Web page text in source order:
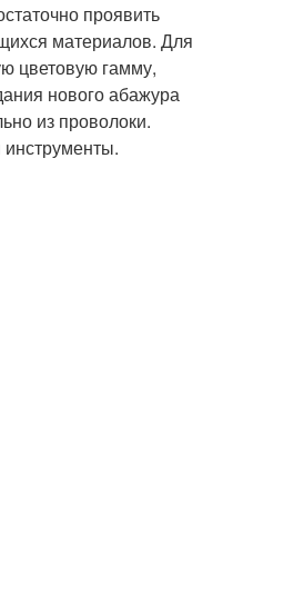
проявить
материалов. Для
цветовую гамму,
нового абажура
из проволоки.